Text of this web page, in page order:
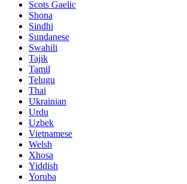
Scots Gaelic
Shona
Sindhi
Sundanese
Swahili
Tajik
Tamil
Telugu
Thai
Ukrainian
Urdu
Uzbek
Vietnamese
Welsh
Xhosa
Yiddish
Yoruba